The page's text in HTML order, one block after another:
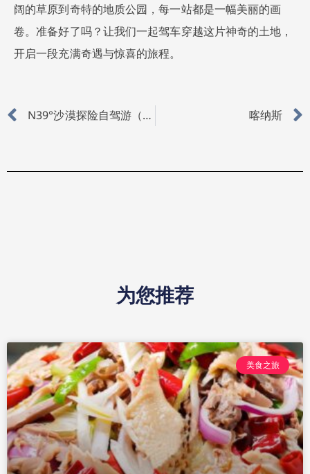
阔的草原到奇特的地质公园，每一站都是一幅美丽的画
卷。准备好了吗？让我们一起驾车穿越这片神奇的土地，
开启一段充满奇遇与惊喜的旅程。
Prev N39°沙漠探险自驾游（4天） 喀纳斯
为您推荐
美食之旅